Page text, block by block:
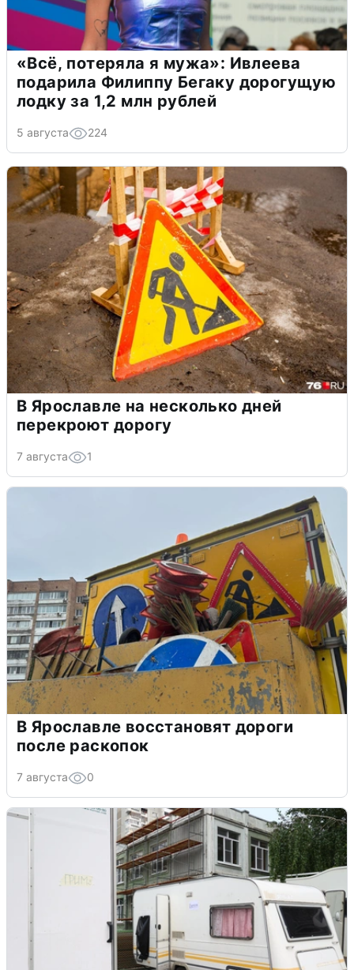
«Всё, потеряла я мужа»: Ивлеева
подарила Филиппу Бегаку дорогущую
лодку за 1,2 млн рублей
5 августа 224
В Ярославле на несколько дней
перекроют дорогу
7 августа 1
В Ярославле восстановят дороги
после раскопок
7 августа 0